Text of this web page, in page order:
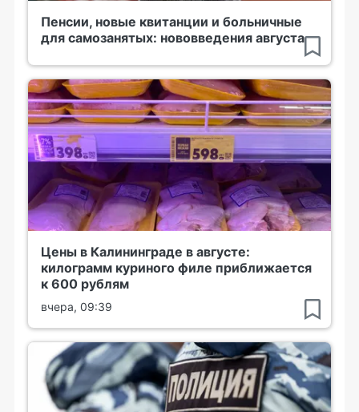
Пенсии, новые квитанции и больничные
для самозанятых: нововведения августа
Цены в Калининграде в августе:
килограмм куриного филе приближается
к 600 рублям
вчера, 09:39